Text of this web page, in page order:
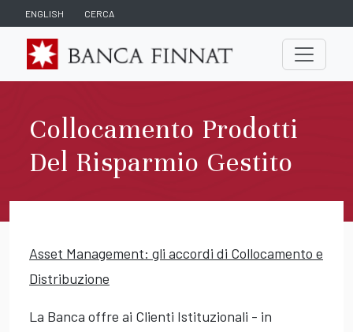
ENGLISH CERCA
Collocamento Prodotti
Del Risparmio Gestito
Asset Management: gli accordi di Collocamento e
Distribuzione
La Banca offre ai Clienti Istituzionali - in